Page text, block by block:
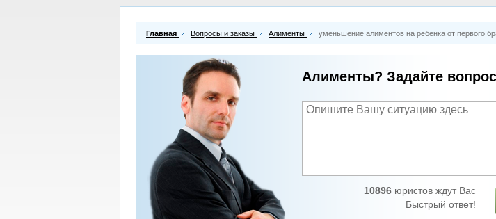
Главная Вопросы и заказы Алименты уменьшение алиментов на ребёнка от первого
Алименты? Задайте
10896юристов ждут Вас
Быстрый ответ!